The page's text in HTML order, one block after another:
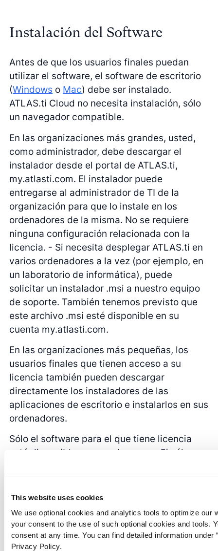
This website uses cookies
We use optional cookies and analytics tools to optimize our
your consent to the use of such optional cookies and tools.
consent at any time. You can find detailed information under
Privacy Policy.
Instalación del Software
Antes de que los usuarios finales puedan
utilizar el software, el software de escritorio
(Windows o Mac) debe ser instalado.
ATLAS.ti Cloud no necesita instalación, sólo
un navegador compatible.
En las organizaciones más grandes, usted,
como administrador, debe descargar el
instalador desde el portal de ATLAS.ti,
my.atlasti.com. El instalador puede
entregarse al administrador de TI de la
organización para que lo instale en los
ordenadores de la misma. No se requiere
ninguna configuración relacionada con la
licencia. - Si necesita desplegar ATLAS.ti en
varios ordenadores a la vez (por ejemplo, en
un laboratorio de informática), puede
solicitar un instalador .msi a nuestro equipo
de soporte. También tenemos previsto que
este archivo .msi esté disponible en su
cuenta my.atlasti.com.
En las organizaciones más pequeñas, los
usuarios finales que tienen acceso a su
licencia también pueden descargar
directamente los instaladores de las
aplicaciones de escritorio e instalarlos en sus
ordenadores.
Sólo el software para el que tiene licencia
está disponible para su descarga. Si sólo
de escritorio no estará disponible para su
descarga.
Una vez instalado, el software se actualizará
automáticamente a medida que se publiquen
nuevas actualizaciones (tras la confirmación